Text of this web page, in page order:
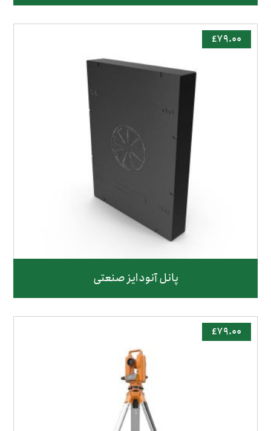
پانل آنودایز صنعتی
£۷۹.۰۰
£۷۹.۰۰